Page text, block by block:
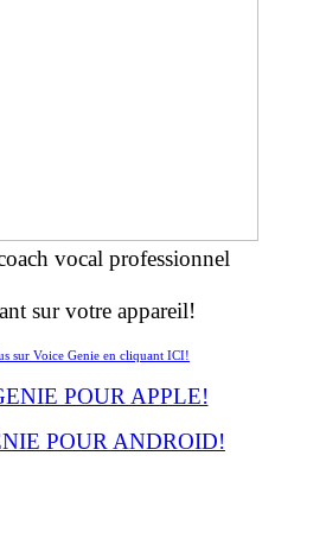
vocal professionnel
sur votre appareil!
sur Voice Genie en cliquant ICI!
POUR APPLE!
POUR ANDROID!